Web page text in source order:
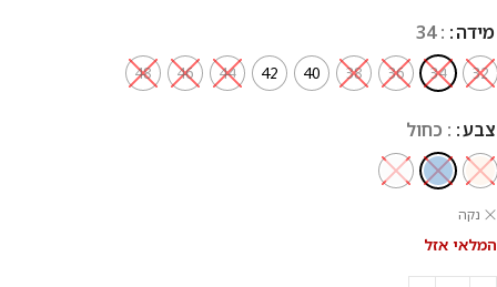
מידה : 34
32
34
36
38
40
42
44
46
48
צבע : כחול
נקה
המלאי אזל